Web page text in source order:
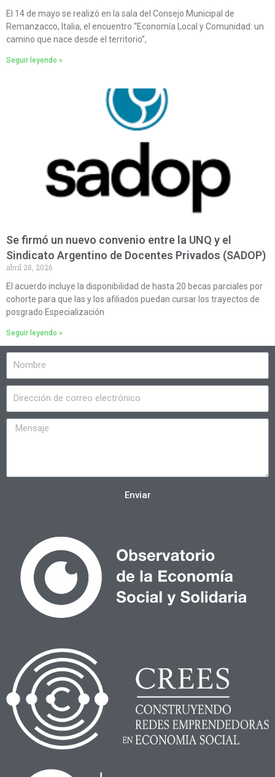
El 14 de mayo se realizó en la sala del Consejo Municipal de
Remanzacco, Italia, el encuentro “Economía Local y Comunidad: un
camino que nace desde el territorio”,
Seguir leyendo »
Se firmó un nuevo convenio entre la UNQ y el
Sindicato Argentino de Docentes Privados (SADOP)
abril 28, 2026
El acuerdo incluye la disponibilidad de hasta 20 becas parciales por
cohorte para que las y los afiliados puedan cursar los trayectos de
posgrado Especialización
Seguir leyendo »
Enviar